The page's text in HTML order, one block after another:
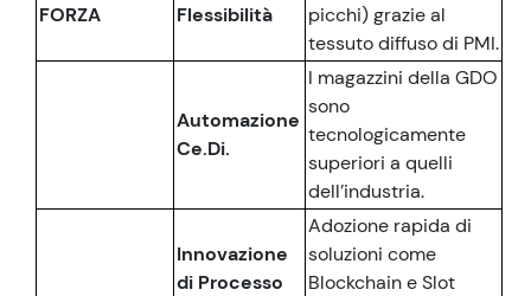
FORZA
Flessibilità
picchi) grazie al
tessuto diffuso di PMI.
Automazione
Ce.Di.
I magazzini della GDO
sono
tecnologicamente
superiori a quelli
dell’industria.
Innovazione
di Processo
Adozione rapida di
soluzioni come
Blockchain e Slot